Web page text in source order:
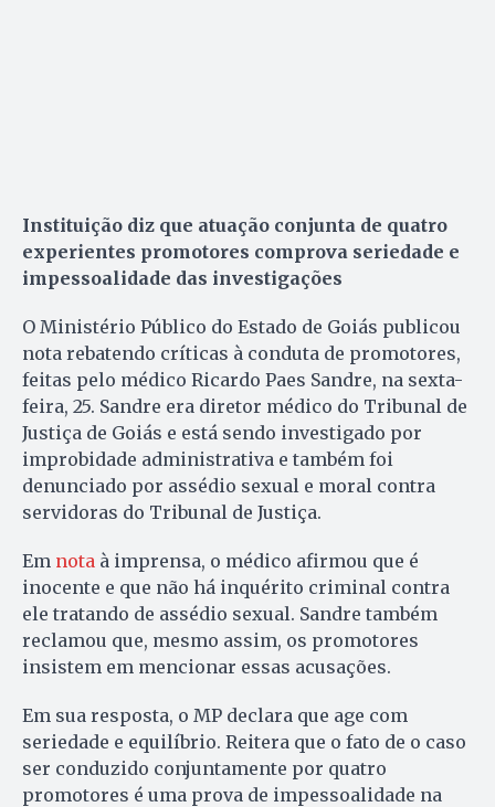
Instituição diz que atuação conjunta de quatro
experientes promotores comprova seriedade e
impessoalidade das investigações
O Ministério Público do Estado de Goiás publicou
nota rebatendo críticas à conduta de promotores,
feitas pelo médico Ricardo Paes Sandre, na sexta-
feira, 25. Sandre era diretor médico do Tribunal de
Justiça de Goiás e está sendo investigado por
improbidade administrativa e também foi
denunciado por assédio sexual e moral contra
servidoras do Tribunal de Justiça.
Em nota à imprensa, o médico afirmou que é
inocente e que não há inquérito criminal contra
ele tratando de assédio sexual. Sandre também
reclamou que, mesmo assim, os promotores
insistem em mencionar essas acusações.
Em sua resposta, o MP declara que age com
seriedade e equilíbrio. Reitera que o fato de o caso
ser conduzido conjuntamente por quatro
promotores é uma prova de impessoalidade na